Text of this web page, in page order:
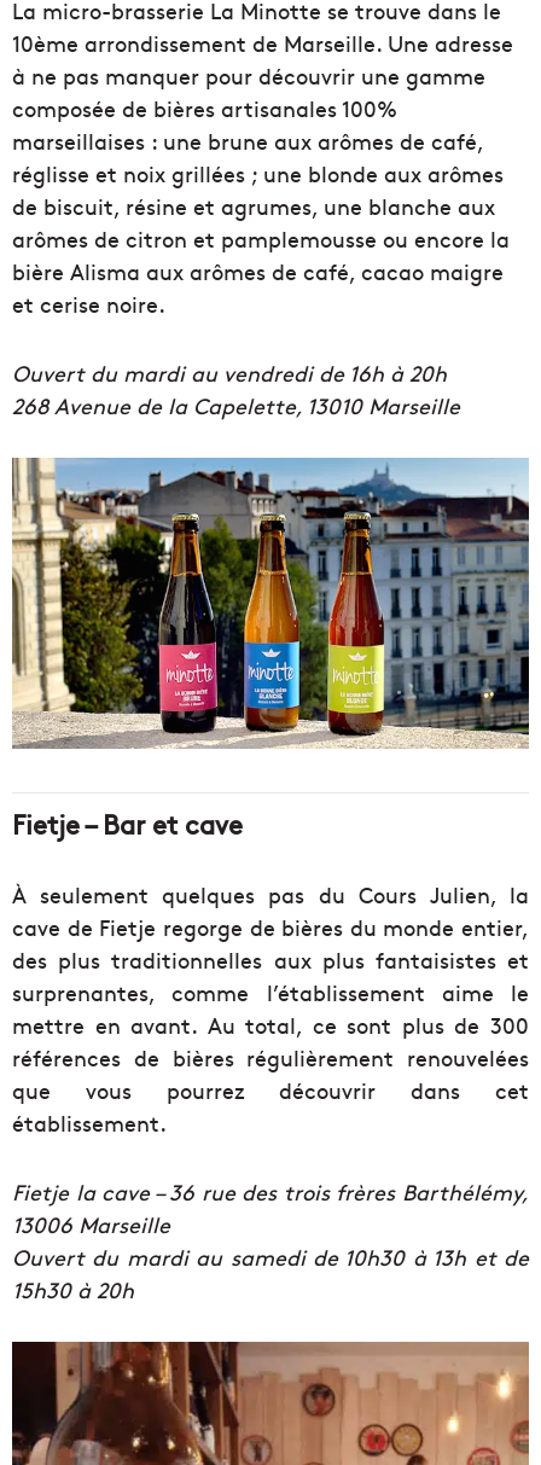
La micro-brasserie La Minotte se trouve dans le
10ème arrondissement de Marseille. Une adresse
à ne pas manquer pour découvrir une gamme
composée de bières artisanales 100%
marseillaises : une brune aux arômes de café,
réglisse et noix grillées ; une blonde aux arômes
de biscuit, résine et agrumes, une blanche aux
arômes de citron et pamplemousse ou encore la
bière Alisma aux arômes de café, cacao maigre
et cerise noire.
Ouvert du mardi au vendredi de 16h à 20h
268 Avenue de la Capelette, 13010 Marseille
Fietje – Bar et cave
À seulement quelques pas du Cours Julien, la
cave de Fietje regorge de bières du monde entier,
des plus traditionnelles aux plus fantaisistes et
surprenantes, comme l’établissement aime le
mettre en avant. Au total, ce sont plus de 300
références de bières régulièrement renouvelées
que vous pourrez découvrir dans cet
établissement.
Fietje la cave – 36 rue des trois frères Barthélémy,
13006 Marseille
Ouvert du mardi au samedi de 10h30 à 13h et de
15h30 à 20h